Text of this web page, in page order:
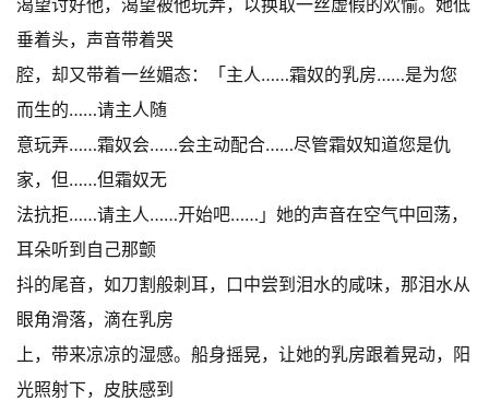
渴望讨好他，渴望被他玩弄，以换取一丝虚假的欢愉。她低
垂着头，声音带着哭
腔，却又带着一丝媚态：「主人……霜奴的乳房……是为您
而生的……请主人随
意玩弄……霜奴会……会主动配合……尽管霜奴知道您是仇
家，但……但霜奴无
法抗拒……请主人……开始吧……」她的声音在空气中回荡，
耳朵听到自己那颤
抖的尾音，如刀割般刺耳，口中尝到泪水的咸味，那泪水从
眼角滑落，滴在乳房
上，带来凉凉的湿感。船身摇晃，让她的乳房跟着晃动，阳
光照射下，皮肤感到